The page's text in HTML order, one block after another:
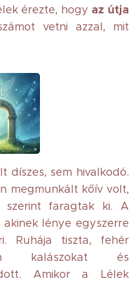
érezte, hogy az útja
vetni azzal, mit
díszes, sem hivalkodó.
megmunkált kőív volt,
szerint faragtak ki. A
lénye egyszerre
Ruhája tiszta, fehér
kalászokat és
Amikor a Lélek